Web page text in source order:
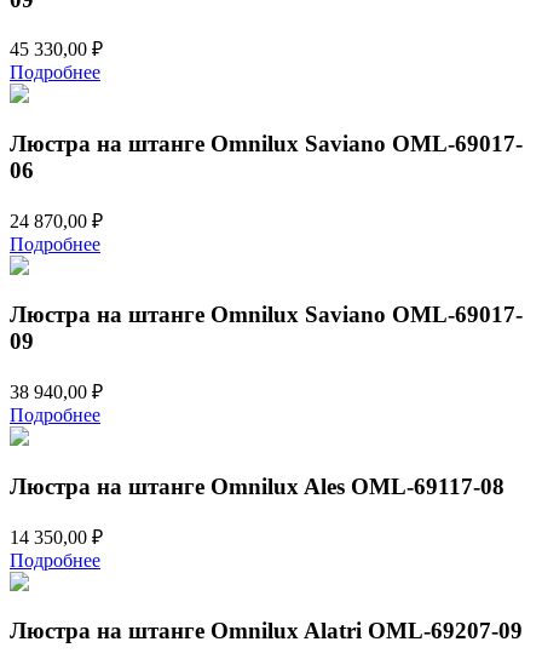
45 330,00 ₽
Подробнее
Люстра на штанге Omnilux Saviano OML-69017-
06
24 870,00 ₽
Подробнее
Люстра на штанге Omnilux Saviano OML-69017-
09
38 940,00 ₽
Подробнее
Люстра на штанге Omnilux Ales OML-69117-08
14 350,00 ₽
Подробнее
Люстра на штанге Omnilux Alatri OML-69207-09